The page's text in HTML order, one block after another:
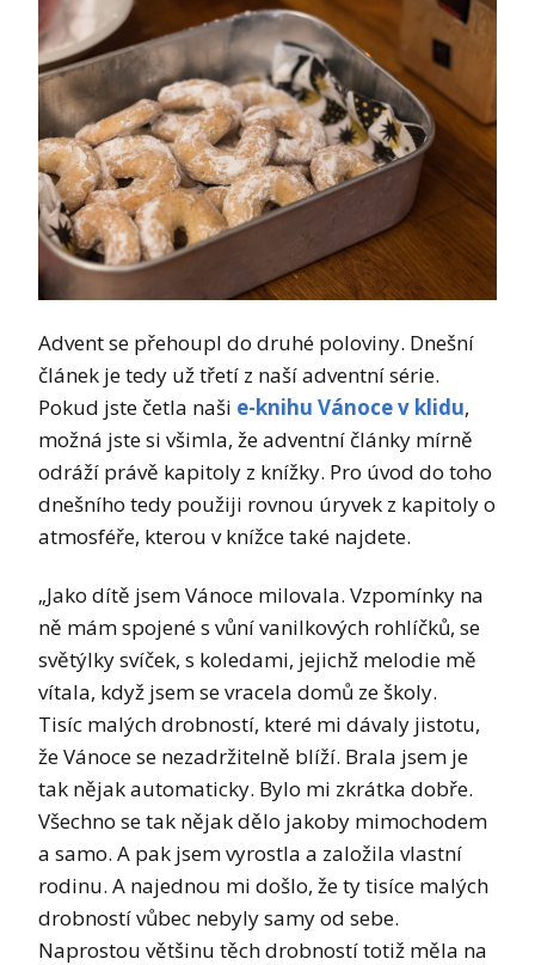
Advent se přehoupl do druhé poloviny. Dnešní
článek je tedy už třetí z naší adventní série.
Pokud jste četla naši e-knihu Vánoce v klidu,
možná jste si všimla, že adventní články mírně
odráží právě kapitoly z knížky. Pro úvod do toho
dnešního tedy použiji rovnou úryvek z kapitoly o
atmosféře, kterou v knížce také najdete.
„Jako dítě jsem Vánoce milovala. Vzpomínky na
ně mám spojené s vůní vanilkových rohlíčků, se
světýlky svíček, s koledami, jejichž melodie mě
vítala, když jsem se vracela domů ze školy.
Tisíc malých drobností, které mi dávaly jistotu,
že Vánoce se nezadržitelně blíží. Brala jsem je
tak nějak automaticky. Bylo mi zkrátka dobře.
Všechno se tak nějak dělo jakoby mimochodem
a samo. A pak jsem vyrostla a založila vlastní
rodinu. A najednou mi došlo, že ty tisíce malých
drobností vůbec nebyly samy od sebe.
Naprostou většinu těch drobností totiž měla na